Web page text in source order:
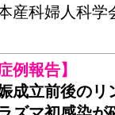
産科婦人科学
例報告】
成立前後のリ